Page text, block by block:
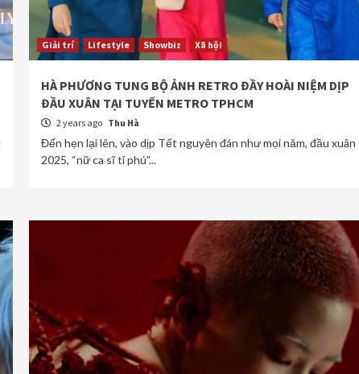
Giải trí Lifestyle Showbiz Xã hội
HÀ PHƯƠNG TUNG BỘ ẢNH RETRO ĐẦY HOÀI NIỆM DỊP
ĐẦU XUÂN TẠI TUYẾN METRO TPHCM
2 years ago Thu Hà
Đến hẹn lại lên, vào dịp Tết nguyên đán như mọi năm, đầu xuân
2025, “nữ ca sĩ tỉ phú”...